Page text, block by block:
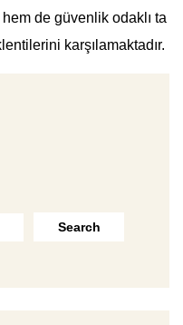
de güvenlik odaklı ta
karşılamaktadır.